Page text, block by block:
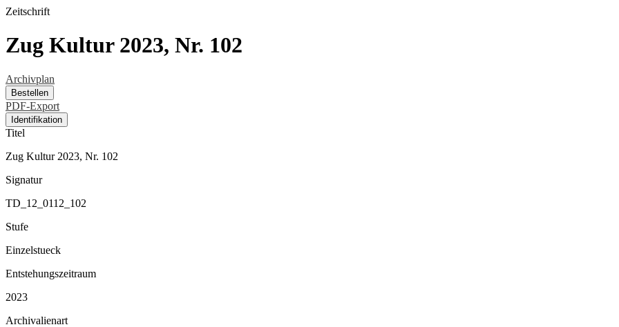
Zeitschrift
Zug Kultur 2023, Nr. 102
Archivplan
Bestellen
PDF-Export
Identifikation
Titel
Zug Kultur 2023, Nr. 102
Signatur
TD_12_0112_102
Stufe
Einzelstueck
Entstehungszeitraum
2023
Archivalienart